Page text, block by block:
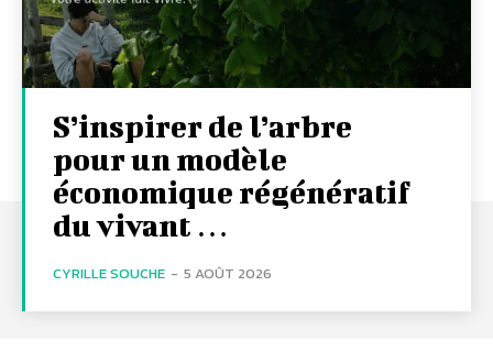
S’inspirer de l’arbre
pour un modèle
économique régénératif
du vivant …
CYRILLE SOUCHE - 5 AOÛT 2026